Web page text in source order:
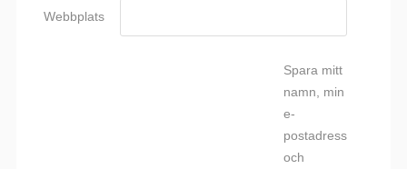
Webbplats
Spara mitt
namn, min
e-
postadress
och